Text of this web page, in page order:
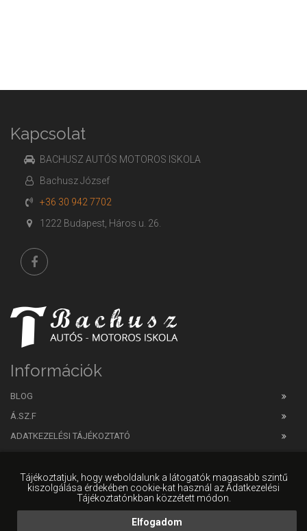
Tájékoztatjuk, hogy weboldalunk a látogatók magasabb szintű
kiszolgálása érdekében cookie-kat használ az Adatkezelési
Tájékoztatónkban közzétett módon.
Elfogadom
Kapcsolat
BACHUSZ AUTÓS MOTOROS ISKOLA
Bachusz József
+36 30 942 7702
1222 Budapest, Háros u. 26.
Információk
BLOG
Á.SZ.F
ADATKEZELÉSI TÁJÉKOZTATÓ